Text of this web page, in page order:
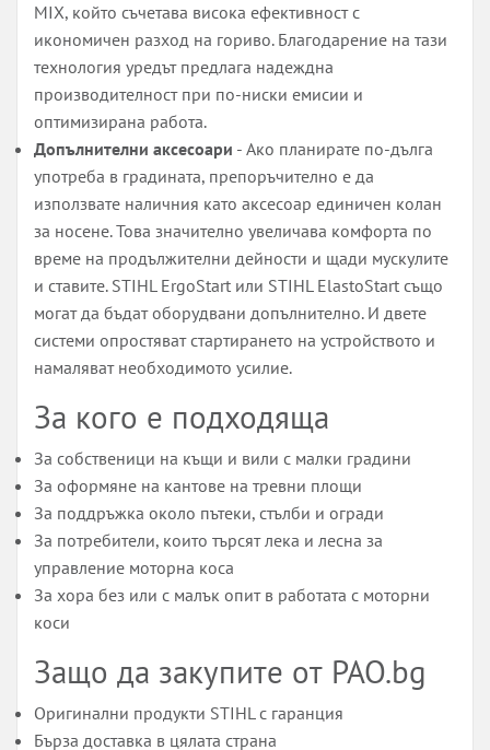
MIX, който съчетава висока ефективност с
икономичен разход на гориво. Благодарение на тази
технология уредът предлага надеждна
производителност при по-ниски емисии и
оптимизирана работа.
Допълнителни аксесоари - Ако планирате по-дълга
употреба в градината, препоръчително е да
използвате наличния като аксесоар единичен колан
за носене. Това значително увеличава комфорта по
време на продължителни дейности и щади мускулите
и ставите. STIHL ErgoStart или STIHL ElastoStart също
могат да бъдат оборудвани допълнително. И двете
системи опростяват стартирането на устройството и
намаляват необходимото усилие.
За кого е подходяща
За собственици на къщи и вили с малки градини
За оформяне на кантове на тревни площи
За поддръжка около пътеки, стълби и огради
За потребители, които търсят лека и лесна за
управление моторна коса
За хора без или с малък опит в работата с моторни
коси
Защо да закупите от PAO.bg
Оригинални продукти STIHL с гаранция
Бърза доставка в цялата страна